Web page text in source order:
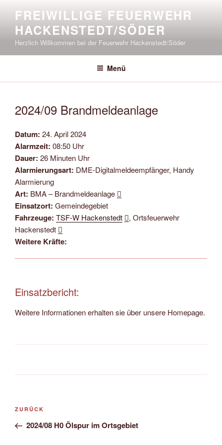
springen
FREIWILLIGE FEUERWEHR
HACKENSTEDT/SÖDER
Herzlich Willkommen bei der Feuerwehr Hackenstedt/Söder
Menü
2024/09 Brandmeldeanlage
Datum: 24. April 2024
Alarmzeit: 08:50 Uhr
Dauer: 26 Minuten Uhr
Alarmierungsart: DME-Digitalmeldeempfänger, Handy
Alarmierung
Art: BMA – Brandmeldeanlage
Einsatzort: Gemeindegebiet
Fahrzeuge: TSF-W Hackenstedt
, Ortsfeuerwehr
Hackenstedt
Weitere Kräfte:
Einsatzbericht:
Weitere Informationen erhalten sie über unsere Homepage.
Beitragsnavigation
Vorheriger
Beitrag
ZURÜCK
2024/08 H0 Ölspur im Ortsgebiet